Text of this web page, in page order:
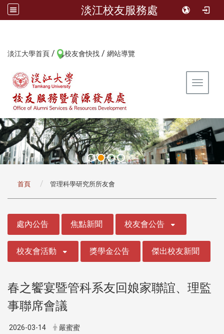
淡江校友服務處
淡江大學首頁 / 校友會快找 / 網站導覽
Toggle
首頁 管理科學研究所所友會
處內公告 焦點新聞 校友會公告
校友會活動 獎學金公告 傑出校友新聞
春之饗宴暨管科系友回娘家聯誼、理監
事聯席會議
2026-03-14 嚴蜜蜜